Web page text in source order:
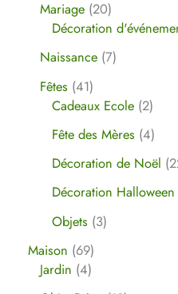
Mariage 20
Décoration
Naissance 7
Fêtes 41
Cadeaux Ecole 2
Fête des Mères 4
Décoration de Noël
Décoration Halloween
Objets 3
Maison 69
Jardin 4